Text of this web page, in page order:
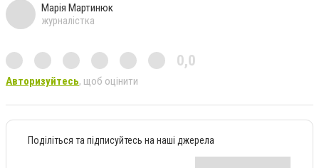
Марія Мартинюк
журналістка
0,0
Авторизуйтесь, щоб оцінити
Поділіться та підписуйтесь на наші джерела